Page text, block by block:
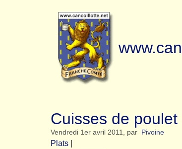
Cuisses de
Vendredi 1er avril 2011, par Pivoine
Plats